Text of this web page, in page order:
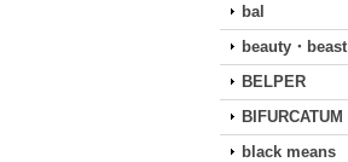
bal
beauty・beast
BELPER
BIFURCATUM
black means